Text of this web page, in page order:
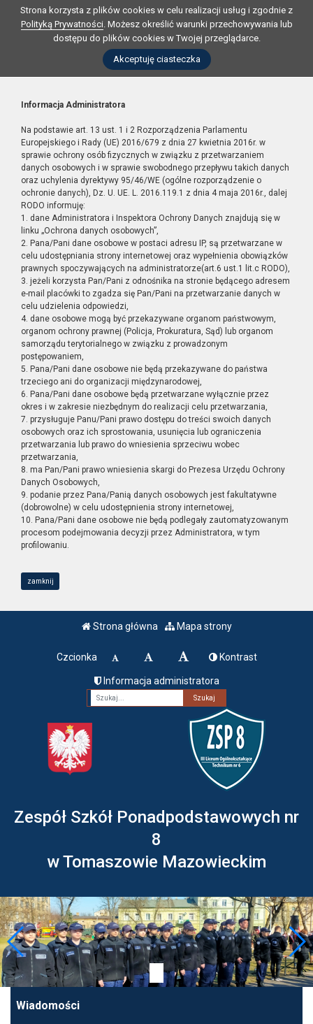
Strona korzysta z plików cookies w celu realizacji usług i zgodnie z
Polityką Prywatności. Możesz określić warunki przechowywania lub
dostępu do plików cookies w Twojej przeglądarce.
Akceptuję ciasteczka
Informacja Administratora
Na podstawie art. 13 ust. 1 i 2 Rozporządzenia Parlamentu
Europejskiego i Rady (UE) 2016/679 z dnia 27 kwietnia 2016r. w
sprawie ochrony osób fizycznych w związku z przetwarzaniem
danych osobowych i w sprawie swobodnego przepływu takich danych
oraz uchylenia dyrektywy 95/46/WE (ogólne rozporządzenie o
ochronie danych), Dz. U. UE. L. 2016.119.1 z dnia 4 maja 2016r., dalej
RODO informuję:
1. dane Administratora i Inspektora Ochrony Danych znajdują się w
linku „Ochrona danych osobowych”,
2. Pana/Pani dane osobowe w postaci adresu IP, są przetwarzane w
celu udostępniania strony internetowej oraz wypełnienia obowiązków
prawnych spoczywających na administratorze(art.6 ust.1 lit.c RODO),
3. jeżeli korzysta Pan/Pani z odnośnika na stronie będącego adresem
e-mail placówki to zgadza się Pan/Pani na przetwarzanie danych w
celu udzielenia odpowiedzi,
4. dane osobowe mogą być przekazywane organom państwowym,
organom ochrony prawnej (Policja, Prokuratura, Sąd) lub organom
samorządu terytorialnego w związku z prowadzonym
postępowaniem,
5. Pana/Pani dane osobowe nie będą przekazywane do państwa
trzeciego ani do organizacji międzynarodowej,
6. Pana/Pani dane osobowe będą przetwarzane wyłącznie przez
okres i w zakresie niezbędnym do realizacji celu przetwarzania,
7. przysługuje Panu/Pani prawo dostępu do treści swoich danych
osobowych oraz ich sprostowania, usunięcia lub ograniczenia
przetwarzania lub prawo do wniesienia sprzeciwu wobec
przetwarzania,
8. ma Pan/Pani prawo wniesienia skargi do Prezesa Urzędu Ochrony
Danych Osobowych,
9. podanie przez Pana/Panią danych osobowych jest fakultatywne
(dobrowolne) w celu udostępnienia strony internetowej,
10. Pana/Pani dane osobowe nie będą podlegały zautomatyzowanym
procesom podejmowania decyzji przez Administratora, w tym
profilowaniu.
zamknij
Strona główna Mapa strony
Czcionka Kontrast
Informacja administratora
Fraza
Zespół Szkół Ponadpodstawowych nr
8
w Tomaszowie Mazowieckim
Wiadomości